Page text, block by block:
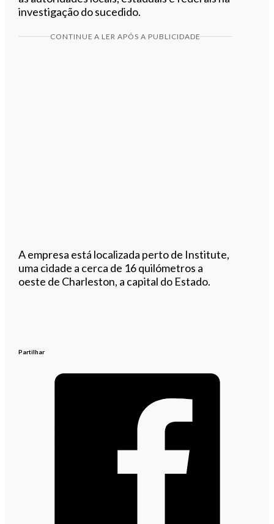
investigação do sucedido.
CONTINUE A LER APÓS A PUBLICIDADE
A empresa está localizada perto de Institute,
uma cidade a cerca de 16 quilómetros a
oeste de Charleston, a capital do Estado.
Partilhar